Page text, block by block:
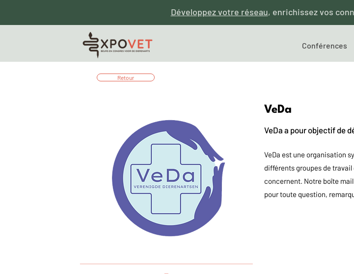
Développez votre réseau, enrichissez vos
Conférences
Retour
VeDa
VeDa a pour objectif de
VeDa est une organisation
différents groupes de
concernent. Notre boîte
pour toute question,